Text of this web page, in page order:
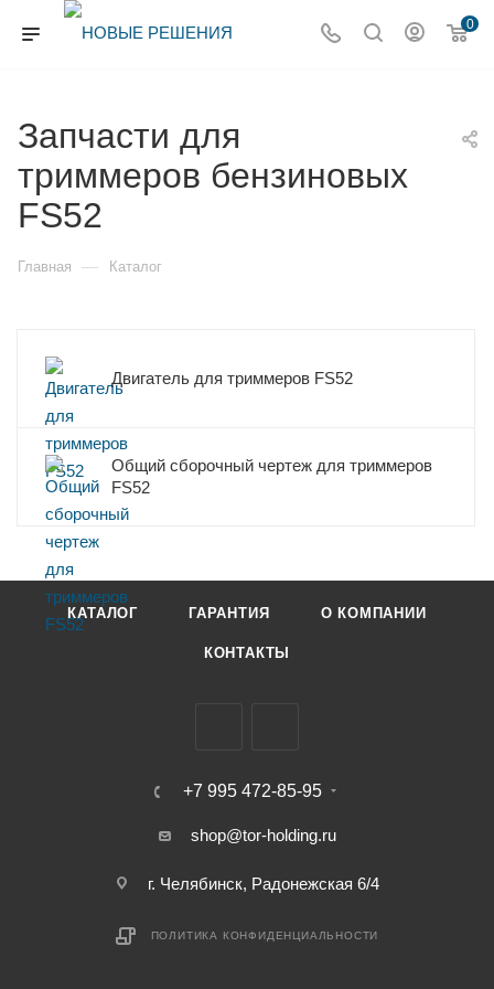
0
Запчасти для
триммеров бензиновых
FS52
Главная — Каталог
Двигатель для триммеров FS52
Общий сборочный чертеж для триммеров
FS52
КАТАЛОГ ГАРАНТИЯ О КОМПАНИИ
КОНТАКТЫ
+7 995 472-85-95
shop@tor-holding.ru
г. Челябинск, Радонежская 6/4
ПОЛИТИКА КОНФИДЕНЦИАЛЬНОСТИ